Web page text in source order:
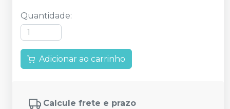
Quantidade:
Adicionar ao carrinho
Calcule frete e prazo